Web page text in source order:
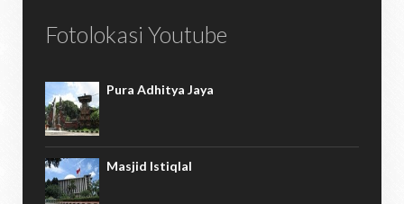
Fotolokasi Youtube
Pura Adhitya Jaya
Masjid Istiqlal